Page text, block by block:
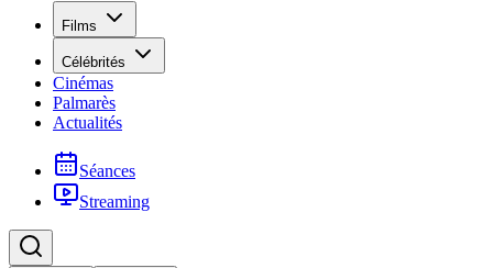
Films
Célébrités
Cinémas
Palmarès
Actualités
Séances
Streaming